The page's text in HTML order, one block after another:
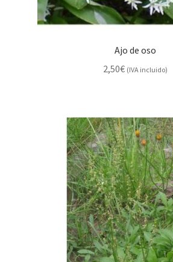
Ajo de oso
2,50€ (IVA incluido)